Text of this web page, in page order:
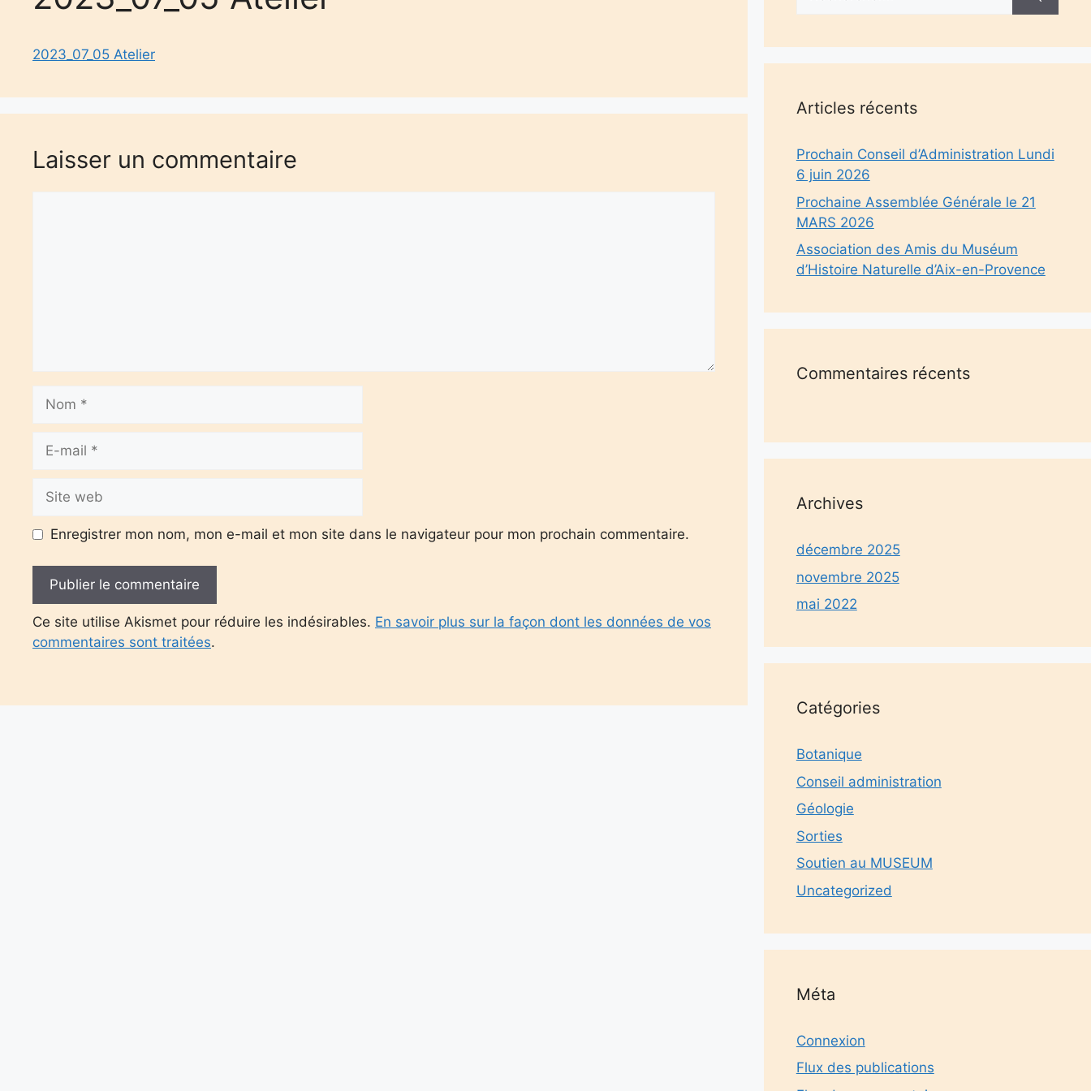
2023_07_05 Atelier
Laisser un commentaire
Nom
Site
web
Enregistrer mon nom, mon e-mail et mon site dans le navigateur pour mon prochain commentaire.
Ce site utilise Akismet pour réduire les indésirables. En savoir plus sur la façon dont les données de vos
commentaires sont traitées.
Articles récents
Prochain Conseil d’Administration Lundi
6 juin 2026
Prochaine Assemblée Générale le 21
MARS 2026
Association des Amis du Muséum
d’Histoire Naturelle d’Aix-en-Provence
Commentaires récents
Archives
décembre 2025
novembre 2025
mai 2022
Catégories
Botanique
Conseil administration
Géologie
Sorties
Soutien au MUSEUM
Uncategorized
Méta
Connexion
Flux des publications